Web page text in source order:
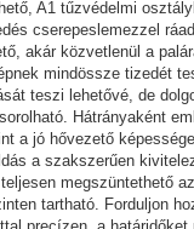
A1 tűzvédelmi
cserepeslemezzel
akár közvetlenül a
mindössze tizedét
teszi lehetővé, de
Hátrányaként
a jó hővezető
a szakszerűen
megszüntethető
tartható. Forduljon